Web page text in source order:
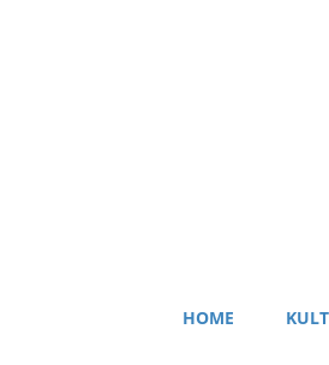
HOME